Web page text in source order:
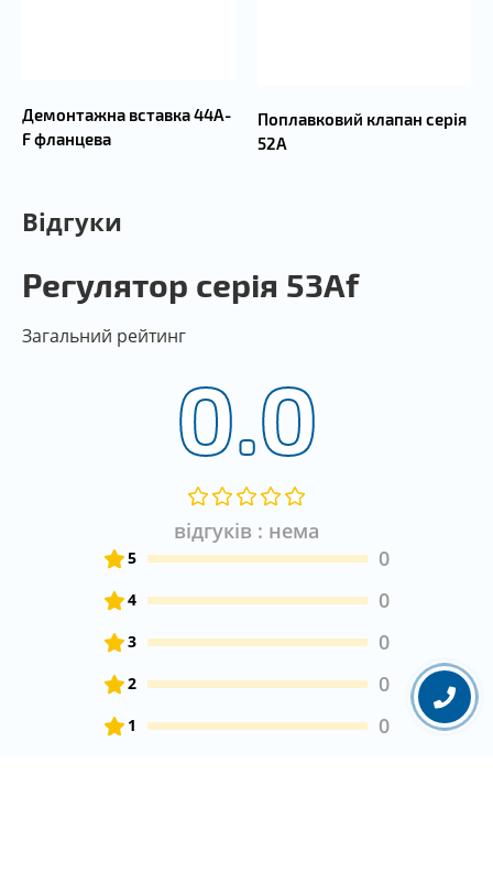
Демонтажна вставка 44А-
F фланцева
Поплавковий клапан серія
52А
Відгуки
Регулятор серія 53Аf
Загальний рейтинг
0.0
відгуків : нема
5 0
4 0
3 0
2 0
1 0